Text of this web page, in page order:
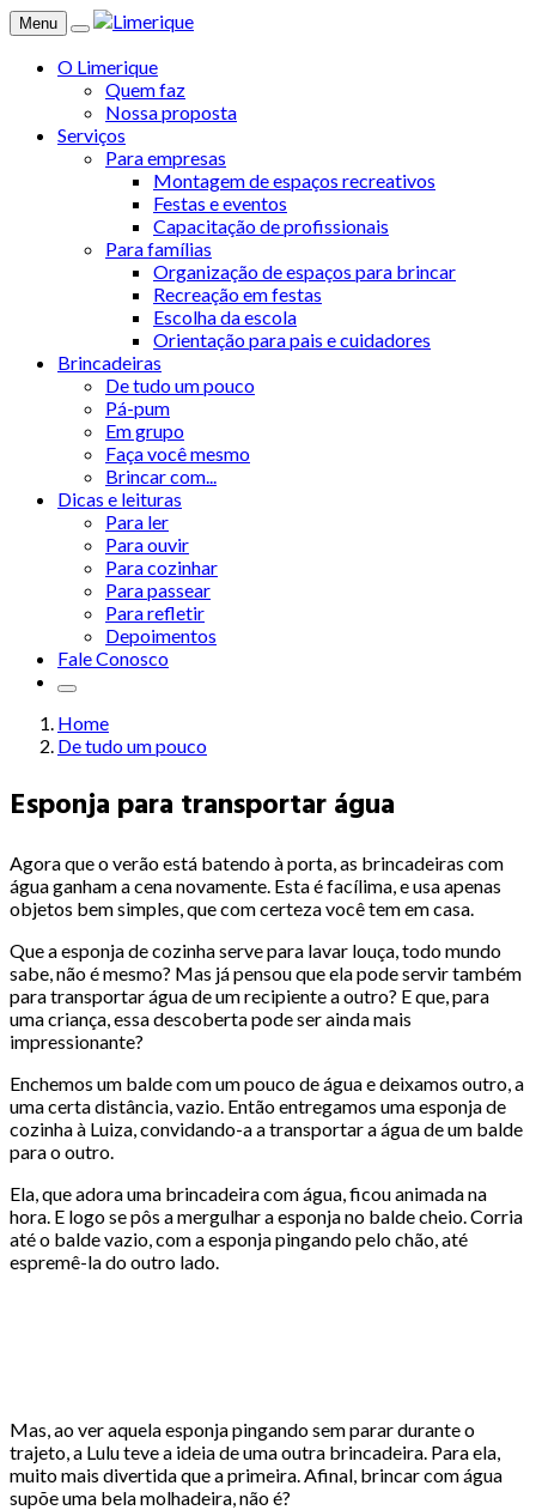
Menu
O Limerique
Quem faz
Nossa proposta
Serviços
Para empresas
Montagem de espaços recreativos
Festas e eventos
Capacitação de profissionais
Para famílias
Organização de espaços para brincar
Recreação em festas
Escolha da escola
Orientação para pais e cuidadores
Brincadeiras
De tudo um pouco
Pá-pum
Em grupo
Faça você mesmo
Brincar com...
Dicas e leituras
Para ler
Para ouvir
Para cozinhar
Para passear
Para refletir
Depoimentos
Fale Conosco
Home
De tudo um pouco
Esponja para transportar água
Agora que o verão está batendo à porta, as brincadeiras com
água ganham a cena novamente. Esta é facílima, e usa apenas
objetos bem simples, que com certeza você tem em casa.
Que a esponja de cozinha serve para lavar louça, todo mundo
sabe, não é mesmo? Mas já pensou que ela pode servir também
para transportar água de um recipiente a outro? E que, para
uma criança, essa descoberta pode ser ainda mais
impressionante?
Enchemos um balde com um pouco de água e deixamos outro, a
uma certa distância, vazio. Então entregamos uma esponja de
cozinha à Luiza, convidando-a a transportar a água de um balde
para o outro.
Ela, que adora uma brincadeira com água, ficou animada na
hora. E logo se pôs a mergulhar a esponja no balde cheio. Corria
até o balde vazio, com a esponja pingando pelo chão, até
espremê-la do outro lado.
Mas, ao ver aquela esponja pingando sem parar durante o
trajeto, a Lulu teve a ideia de uma outra brincadeira. Para ela,
muito mais divertida que a primeira. Afinal, brincar com água
supõe uma bela molhadeira, não é?